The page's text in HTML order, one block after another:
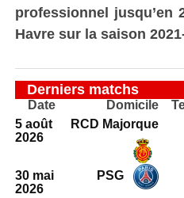
professionnel jusqu’en
Havre sur la saison
Derniers matchs
Date Domicile
5 août
2026
RCD Majorque
30 mai
2026
PSG